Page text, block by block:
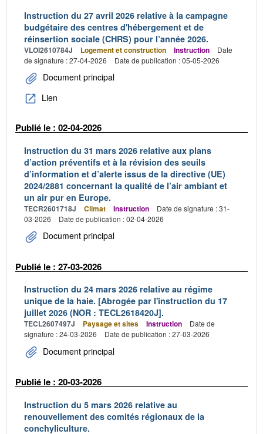
Instruction du 27 avril 2026 relative à la campagne
budgétaire des centres d'hébergement et de
réinsertion sociale (CHRS) pour l’année 2026.
VLOI2610784J Logement et construction Instruction
Date
de signature : 27-04-2026
Date de publication : 05-05-2026
Document principal
Lien
Publié le : 02-04-2026
Instruction du 31 mars 2026 relative aux plans
d’action préventifs et à la révision des seuils
d’information et d’alerte issus de la directive (UE)
2024/2881 concernant la qualité de l’air ambiant et
un air pur en Europe.
TECR2601718J Climat Instruction
Date de signature : 31-
03-2026
Date de publication : 02-04-2026
Document principal
Publié le : 27-03-2026
Instruction du 24 mars 2026 relative au régime
unique de la haie. [Abrogée par l'instruction du 17
juillet 2026 (NOR : TECL2618420J].
TECL2607497J Paysage et sites Instruction
Date de
signature : 24-03-2026
Date de publication : 27-03-2026
Document principal
Publié le : 20-03-2026
Instruction du 5 mars 2026 relative au
renouvellement des comités régionaux de la
conchyliculture.